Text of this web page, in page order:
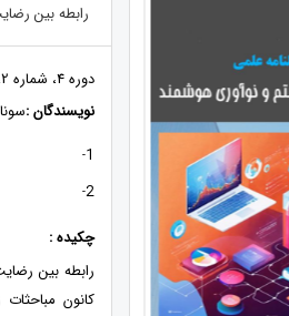
رابطه بین
دوره 4، شماره 2، تابستان 1401، صفحات 178 - 185
نویسندگان :
1
-
2
-
چکیده :
رابطه بین
کانون